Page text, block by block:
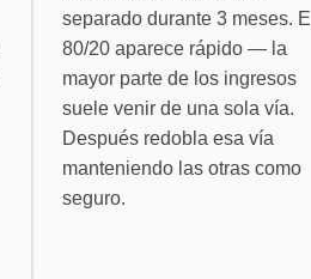
separado durante 3 meses. El
80/20 aparece rápido — la
mayor parte de los ingresos
suele venir de una sola vía.
Después redobla esa vía
manteniendo las otras como
seguro.